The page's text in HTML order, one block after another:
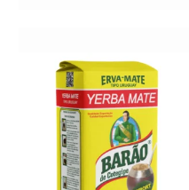
9.79€
through
17.99€
product
has
multiple
variants.
The
options
may